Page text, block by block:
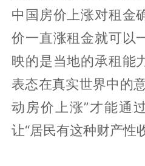
中国房价上涨对租金
价一直涨租金就可以
映的是当地的承租能
表态在真实世界中的
动房价上涨”才能通
让“居民有这种财产性